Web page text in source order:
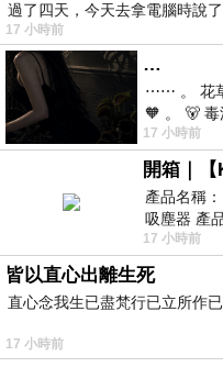
過了四天，今天去拿電腦時說
17 小時前
…
⋯⋯ 。 花
🧡 。 🐻 毒
前天購買了
17 小時前
產品名稱
吸塵器 產
線手持吸
17 小時前
皆以直心出離生死
直心念我生已盡梵行已立所作
17 小時前